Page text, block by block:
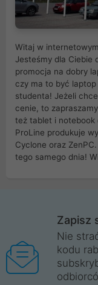
Witaj w
Jesteśmy dla Ciebie
promocja na dobry
czy ma to być
studenta! Jeżeli
cenie, to
też tablet i notebook
ProLine produkuje
Cyclone oraz
tego samego dnia!
Wrocław, Poznań,
Trzebnica, Opole.
ProLine to polska
legalnie i płacimy
główną w Mirkowie
Zapisz
Nie
kodu